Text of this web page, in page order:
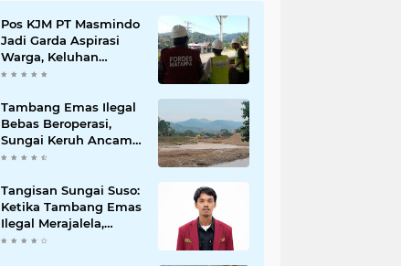
Pos KJM PT Masmindo
Jadi Garda Aspirasi
Warga, Keluhan
Ditangani Maksimal
Tambang Emas Ilegal
Bebas Beroperasi,
Sungai Keruh Ancam
Sawah dan Air Bersih
Tangisan Sungai Suso:
Ketika Tambang Emas
Ilegal Merajalela,
Negara Seolah